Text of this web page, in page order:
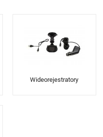
Wideorejestratory